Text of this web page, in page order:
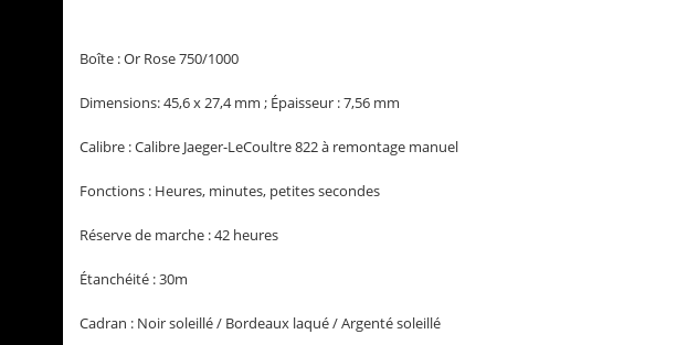
Boîte : Or Rose 750/1000
Dimensions: 45,6 x 27,4 mm ; Épaisseur : 7,56 mm
Calibre : Calibre Jaeger-LeCoultre 822 à remontage manuel
Fonctions : Heures, minutes, petites secondes
Réserve de marche : 42 heures
Étanchéité : 30m
Cadran : Noir soleillé / Bordeaux laqué / Argenté soleillé